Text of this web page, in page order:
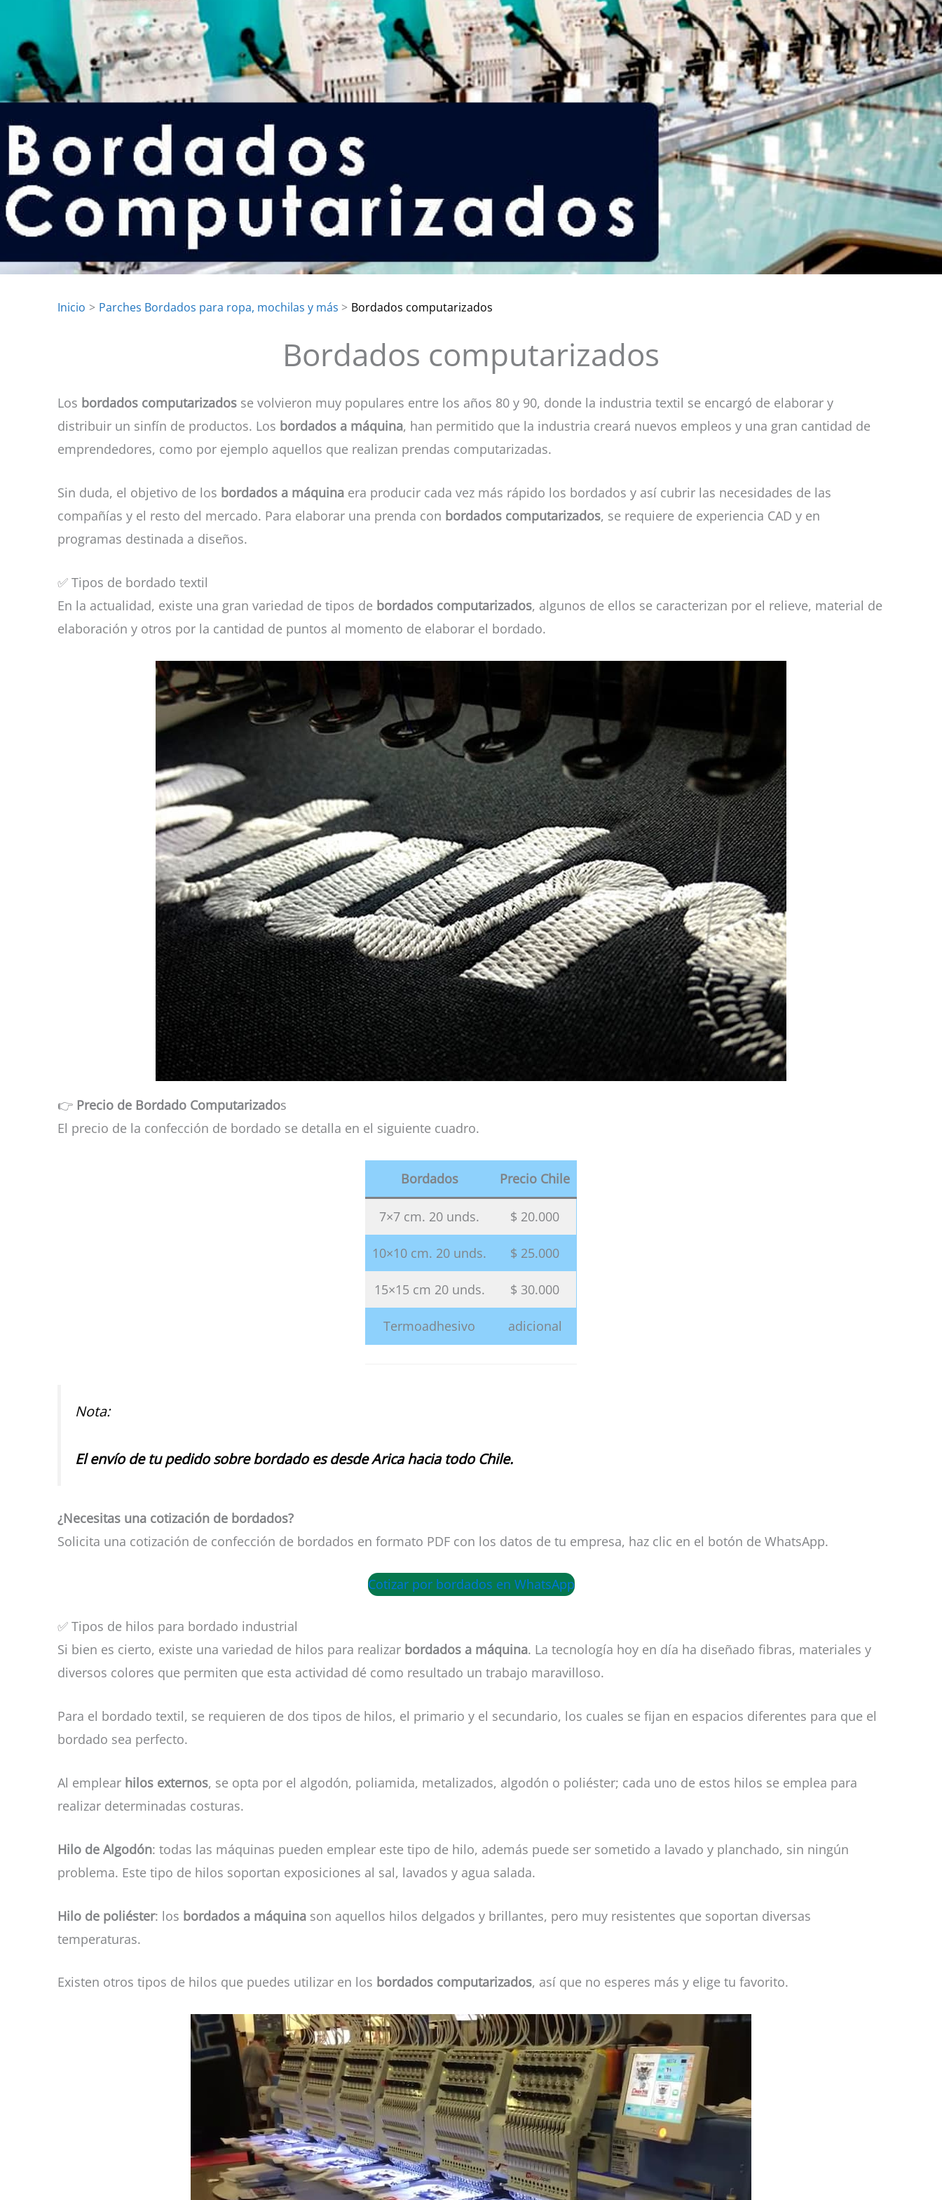
Inicio Parches Bordados para ropa, mochilas y más Bordados computarizados
Bordados computarizados
Los bordados computarizados se volvieron muy populares entre los años 80 y 90, donde la industria textil se encargó de elaborar y
distribuir un sinfín de productos. Los bordados a máquina, han permitido que la industria creará nuevos empleos y una gran cantidad de
emprendedores, como por ejemplo aquellos que realizan prendas computarizadas.
Sin duda, el objetivo de los bordados a máquina era producir cada vez más rápido los bordados y así cubrir las necesidades de las
compañías y el resto del mercado. Para elaborar una prenda con bordados computarizados, se requiere de experiencia CAD y en
programas destinada a diseños.
✅ Tipos de bordado textil
En la actualidad, existe una gran variedad de tipos de bordados computarizados, algunos de ellos se caracterizan por el relieve, material de
elaboración y otros por la cantidad de puntos al momento de elaborar el bordado.
👉 Precio de Bordado Computarizados
El precio de la confección de bordado se detalla en el siguiente cuadro.
Bordados Precio Chile
7×7 cm. 20 unds. $ 20.000
10×10 cm. 20 unds. $ 25.000
15×15 cm 20 unds. $ 30.000
Termoadhesivo adicional
Nota:
El envío de tu pedido sobre bordado es desde Arica hacia todo Chile.
¿Necesitas una cotización de bordados?
Solicita una cotización de confección de bordados en formato PDF con los datos de tu empresa, haz clic en el botón de WhatsApp.
Cotizar por bordados en WhatsApp
✅ Tipos de hilos para bordado industrial
Si bien es cierto, existe una variedad de hilos para realizar bordados a máquina. La tecnología hoy en día ha diseñado fibras, materiales y
diversos colores que permiten que esta actividad dé como resultado un trabajo maravilloso.
Para el bordado textil, se requieren de dos tipos de hilos, el primario y el secundario, los cuales se fijan en espacios diferentes para que el
bordado sea perfecto.
Al emplear hilos externos, se opta por el algodón, poliamida, metalizados, algodón o poliéster; cada uno de estos hilos se emplea para
realizar determinadas costuras.
Hilo de Algodón: todas las máquinas pueden emplear este tipo de hilo, además puede ser sometido a lavado y planchado, sin ningún
problema. Este tipo de hilos soportan exposiciones al sal, lavados y agua salada.
Hilo de poliéster: los bordados a máquina son aquellos hilos delgados y brillantes, pero muy resistentes que soportan diversas
temperaturas.
Existen otros tipos de hilos que puedes utilizar en los bordados computarizados, así que no esperes más y elige tu favorito.